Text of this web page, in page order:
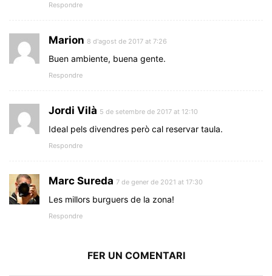
Respondre
Marion 8 d'agost de 2017 at 7:26
Buen ambiente, buena gente.
Respondre
Jordi Vilà 5 de setembre de 2017 at 12:10
Ideal pels divendres però cal reservar taula.
Respondre
Marc Sureda 7 de gener de 2021 at 17:30
Les millors burguers de la zona!
Respondre
FER UN COMENTARI